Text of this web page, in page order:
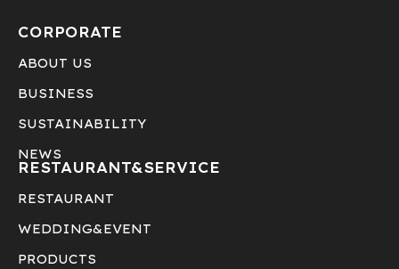
CORPORATE
ABOUT US
BUSINESS
SUSTAINABILITY
NEWS
RESTAURANT&SERVICE
RESTAURANT
WEDDING&EVENT
PRODUCTS